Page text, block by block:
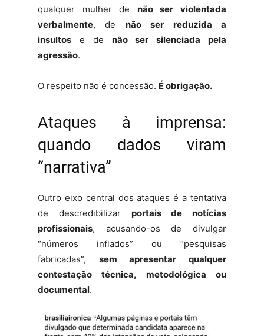
qualquer mulher de não ser violentada
verbalmente, de não ser reduzida a
insultos e de não ser silenciada pela
agressão.
O respeito não é concessão. É obrigação.
Ataques à imprensa:
quando dados viram
“narrativa”
Outro eixo central dos ataques é a tentativa
de descredibilizar portais de notícias
profissionais, acusando-os de divulgar
“números inflados” ou “pesquisas
fabricadas”, sem apresentar qualquer
contestação técnica, metodológica ou
documental.